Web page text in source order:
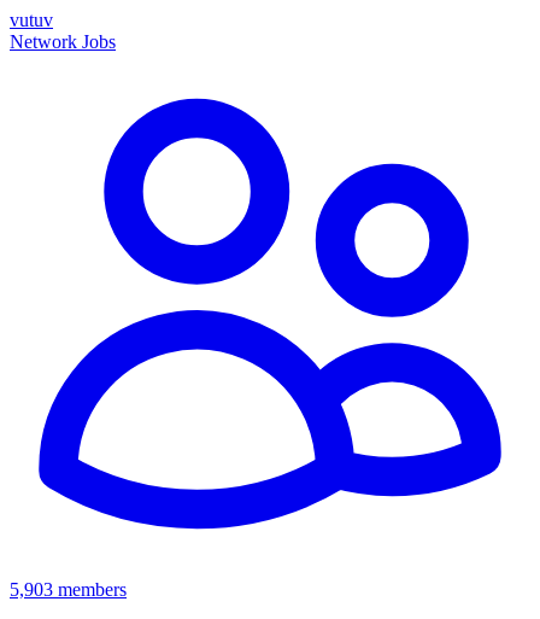
vutuv
Network Jobs
5,903 members